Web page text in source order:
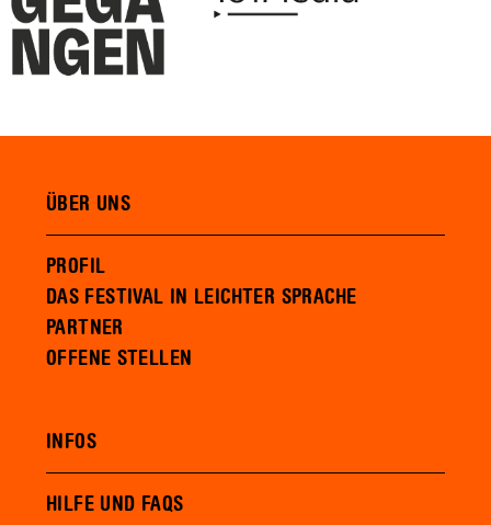
ÜBER UNS
PROFIL
DAS FESTIVAL IN LEICHTER SPRACHE
PARTNER
OFFENE STELLEN
INFOS
HILFE UND FAQS